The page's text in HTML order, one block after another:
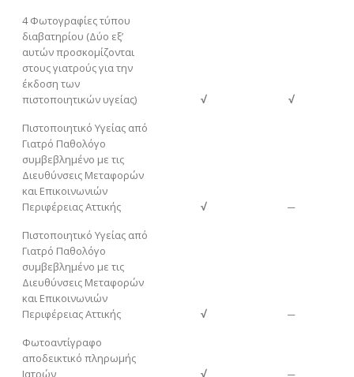
4 Φωτογραφίες τύπου
διαβατηρίου (Δύο εξ’
αυτών προσκομίζονται
στους γιατρούς για την
έκδοση των
πιστοποιητικών υγείας)
√
√
Πιστοποιητικό Υγείας από
Γιατρό Παθολόγο
συμβεβλημένο με τις
Διευθύνσεις Μεταφορών
και Επικοινωνιών
Περιφέρειας Αττικής
√
─
Πιστοποιητικό Υγείας από
Γιατρό Παθολόγο
συμβεβλημένο με τις
Διευθύνσεις Μεταφορών
και Επικοινωνιών
Περιφέρειας Αττικής
√
─
Φωτοαντίγραφο
αποδεικτικό πληρωμής
Ιατρών
√ ─